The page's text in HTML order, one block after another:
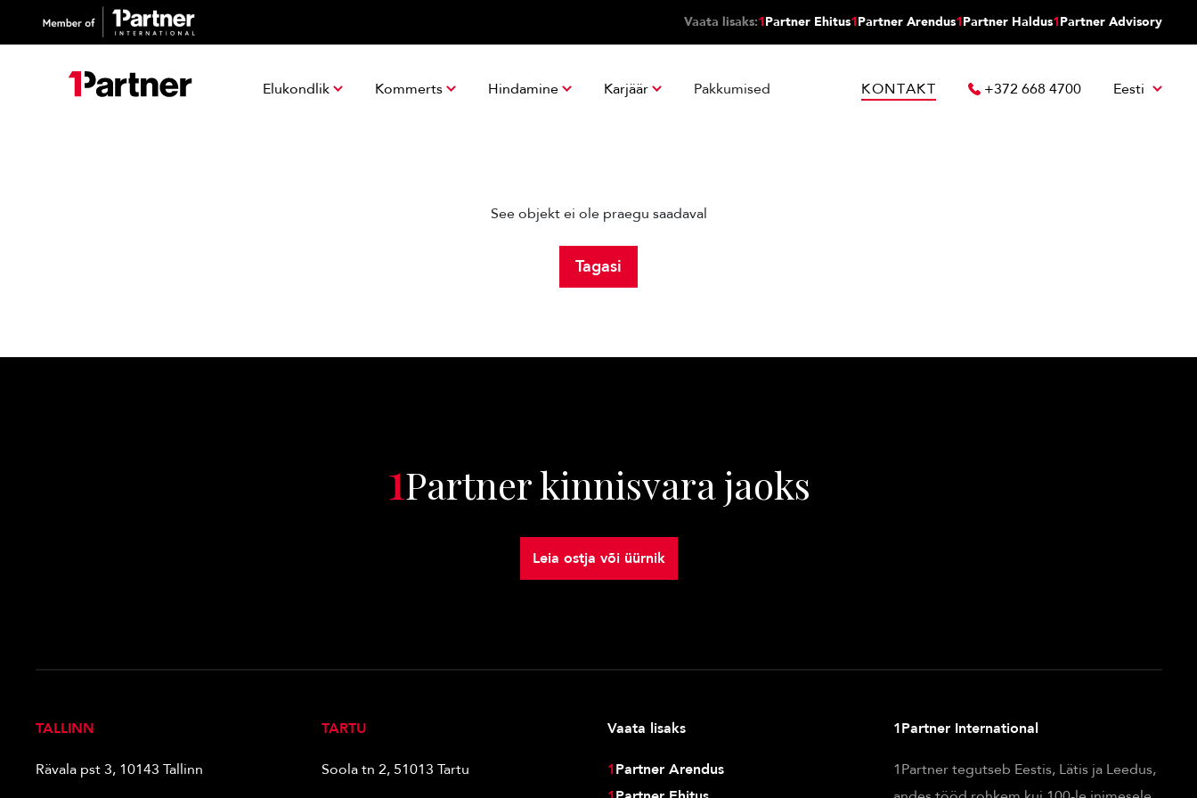
Vaata lisaks:1Partner Ehitus1Partner Arendus1Partner Haldus1Partner Advisory
Elukondlik Kommerts Hindamine Karjäär Pakkumised KONTAKT +372 668 4700 Eesti
See objekt ei ole praegu saadaval
Tagasi
1Partner kinnisvara jaoks
Leia ostja või üürnik
TALLINN
Rävala pst 3, 10143 Tallinn
TARTU
Soola tn 2, 51013 Tartu
Vaata lisaks
1Partner Arendus
1Partner International
1Partner tegutseb Eestis, Lätis ja Leedus,